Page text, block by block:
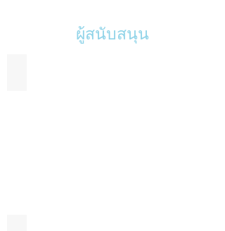
ผู้สนับสนุน